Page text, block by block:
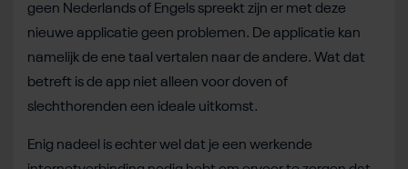
geen Nederlands of Engels spreekt zijn er met deze
nieuwe applicatie geen problemen. De applicatie kan
namelijk de ene taal vertalen naar de andere. Wat dat
betreft is de app niet alleen voor doven of
slechthorenden een ideale uitkomst.
Enig nadeel is echter wel dat je een werkende